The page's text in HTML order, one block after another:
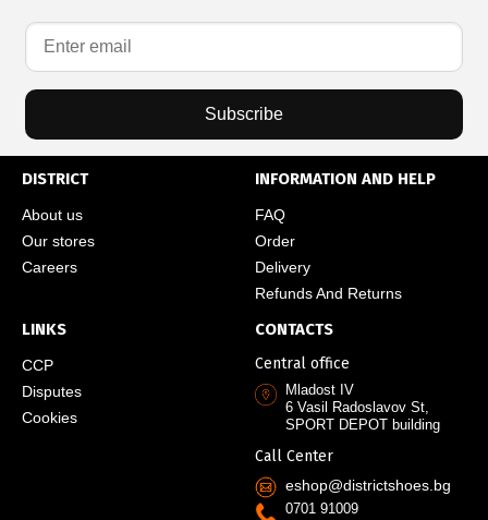
Subscribe
DISTRICT
About us
Our stores
Careers
INFORMATION AND HELP
FAQ
Order
Delivery
Refunds And Returns
LINKS
CCP
Disputes
Cookies
CONTACTS
Central office
Mladost IV
6 Vasil Radoslavov St,
SPORT DEPOT building
Call Center
eshop@districtshoes.bg
0701 91009